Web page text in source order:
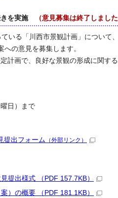
を実施（意見募集は終了しました
いる「川西市景観計画」について
の意見を募集します。
計画で、良好な景観の形成に関す
日）まで
提出フォーム （外部リンク）
提出様式 （PDF 157.7KB）
）の概要 （PDF 181.1KB）